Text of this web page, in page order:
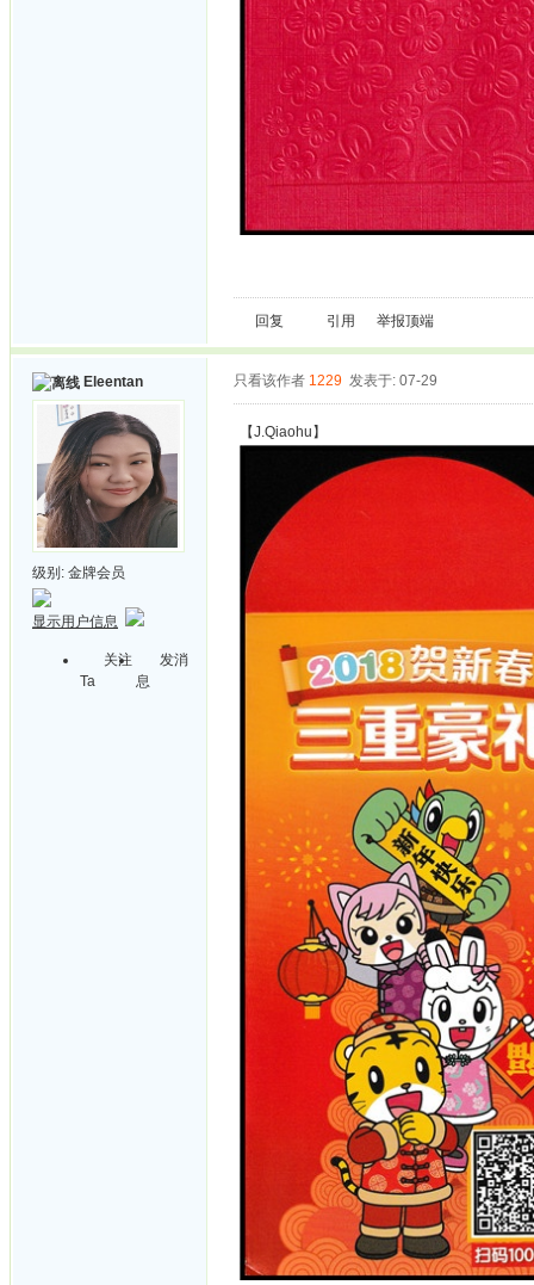
回复 引用 举报顶端
Eleentan
级别: 金牌会员
显示用户信息
关注
Ta
发消
息
只看该作者 1229 发表于: 07-29
【J.Qiaohu】